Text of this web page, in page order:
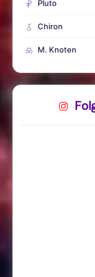
Pluto
Chiron
M. Knoten